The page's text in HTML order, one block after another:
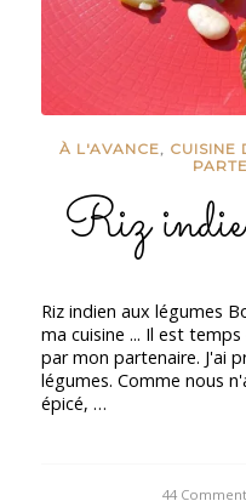
À L'AVANCE, CUISINE
Riz
Riz indien aux légumes
ma cuisine ... Il est
par mon partenaire. J'ai
légumes. Comme nous
épicé, …
44 /